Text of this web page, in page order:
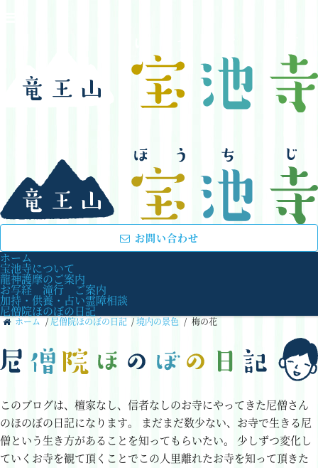
お問い合わせ
ホーム
宝池寺について
龍神護摩のご案内
お写経 滝行 ご案内
加持・供養・占い霊障相談
尼僧院ほのぼの日記
ホーム / 尼僧院ほのぼの日記 /境内の景色 / 梅の花
このブログは、檀家なし、信者なしのお寺にやってきた尼僧さん
のほのぼの日記になります。 まだまだ数少ない、お寺で生きる尼
僧という生き方があることを知ってもらいたい。
少しずつ変化し
ていくお寺を観て頂くことでこの人里離れたお寺を知って頂きた